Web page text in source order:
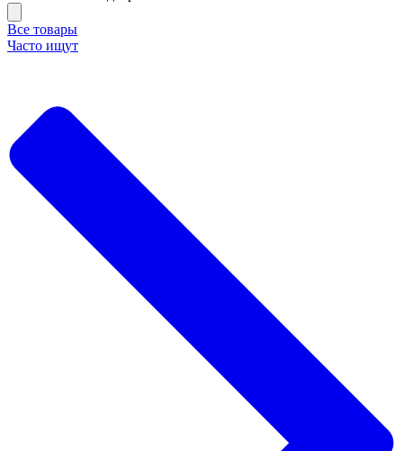
Все товары
Часто ищут